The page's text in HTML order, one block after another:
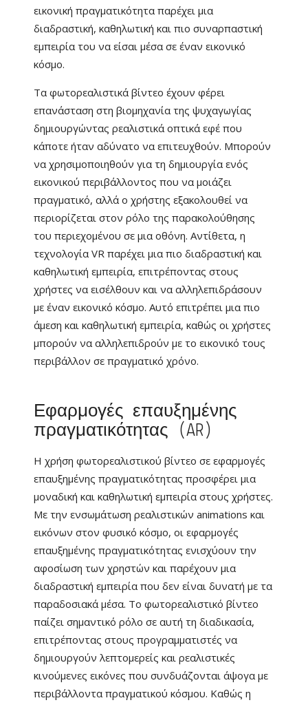
εικονική πραγματικότητα παρέχει μια
διαδραστική, καθηλωτική και πιο συναρπαστική
εμπειρία του να είσαι μέσα σε έναν εικονικό
κόσμο.
Τα φωτορεαλιστικά βίντεο έχουν φέρει
επανάσταση στη βιομηχανία της ψυχαγωγίας
δημιουργώντας ρεαλιστικά οπτικά εφέ που
κάποτε ήταν αδύνατο να επιτευχθούν. Μπορούν
να χρησιμοποιηθούν για τη δημιουργία ενός
εικονικού περιβάλλοντος που να μοιάζει
πραγματικό, αλλά ο χρήστης εξακολουθεί να
περιορίζεται στον ρόλο της παρακολούθησης
του περιεχομένου σε μια οθόνη. Αντίθετα, η
τεχνολογία VR παρέχει μια πιο διαδραστική και
καθηλωτική εμπειρία, επιτρέποντας στους
χρήστες να εισέλθουν και να αλληλεπιδράσουν
με έναν εικονικό κόσμο. Αυτό επιτρέπει μια πιο
άμεση και καθηλωτική εμπειρία, καθώς οι χρήστες
μπορούν να αλληλεπιδρούν με το εικονικό τους
περιβάλλον σε πραγματικό χρόνο.
Εφαρμογές επαυξημένης
πραγματικότητας (AR)
Η χρήση φωτορεαλιστικού βίντεο σε εφαρμογές
επαυξημένης πραγματικότητας προσφέρει μια
μοναδική και καθηλωτική εμπειρία στους χρήστες.
Με την ενσωμάτωση ρεαλιστικών animations και
εικόνων στον φυσικό κόσμο, οι εφαρμογές
επαυξημένης πραγματικότητας ενισχύουν την
αφοσίωση των χρηστών και παρέχουν μια
διαδραστική εμπειρία που δεν είναι δυνατή με τα
παραδοσιακά μέσα. Το φωτορεαλιστικό βίντεο
παίζει σημαντικό ρόλο σε αυτή τη διαδικασία,
επιτρέποντας στους προγραμματιστές να
δημιουργούν λεπτομερείς και ρεαλιστικές
κινούμενες εικόνες που συνδυάζονται άψογα με
περιβάλλοντα πραγματικού κόσμου. Καθώς η